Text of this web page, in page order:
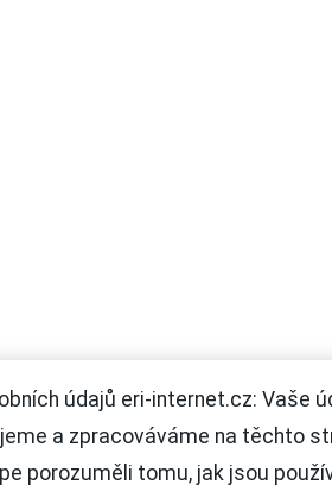
údajů eri-internet.cz: Vaše
a zpracováváme na těchto
porozuměli tomu, jak jsou